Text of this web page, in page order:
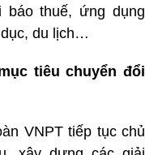
báo thuế, ứng dụng
du lịch…
tiêu chuyển đổi
VNPT tiếp tục chủ